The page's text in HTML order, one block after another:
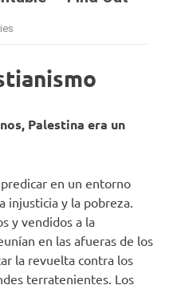
Palestina era un
en un entorno
injusticia y la pobreza.
y vendidos a la
en las afueras de los
la revuelta contra los
terratenientes. Los